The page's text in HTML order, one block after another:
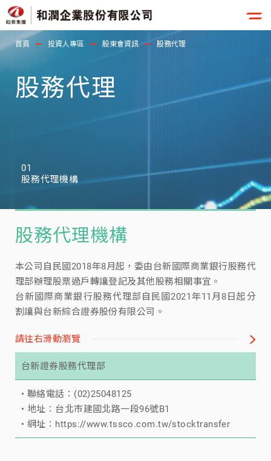
首頁 投資人專區 股東會資訊 股務代理
股務代理
01
股務代理機構
股務代理機構
本公司自民國2018年8月起，委由台新國際商業銀行股務代
理部辦理股票過戶轉讓登記及其他股務相關事宜。
台新國際商業銀行股務代理部自民國2021年11月8日起分
割讓與台新綜合證券股份有限公司。
請往右滑動瀏覽
台新證券股務代理部
• 聯絡電話：(02)25048125
• 地址：台北市建國北路一段96號B1
• 網址： https://www.tssco.com.tw/stocktransfer